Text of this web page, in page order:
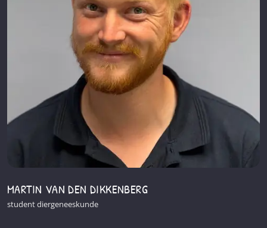
MARTIN VAN DEN DIKKENBERG
student diergeneeskunde